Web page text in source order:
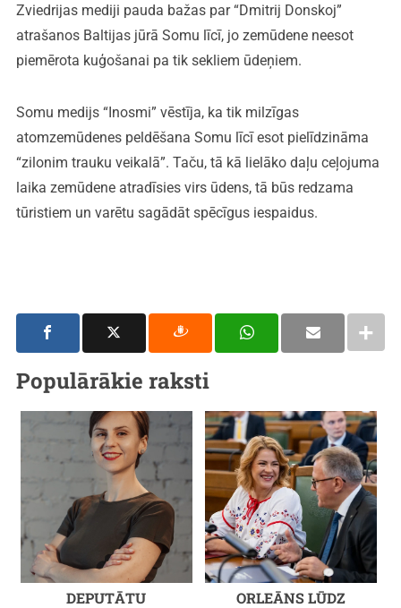
Zviedrijas mediji pauda bažas par “Dmitrij Donskoj”
atrašanos Baltijas jūrā Somu līcī, jo zemūdene neesot
piemērota kuģošanai pa tik sekliem ūdeņiem.
Somu medijs “Inosmi” vēstīja, ka tik milzīgas
atomzemūdenes peldēšana Somu līcī esot pielīdzināma
“zilonim trauku veikalā”. Taču, tā kā lielāko daļu ceļojuma
laika zemūdene atradīsies virs ūdens, tā būs redzama
tūristiem un varētu sagādāt spēcīgus iespaidus.
Populārākie raksti
DEPUTĀTU
ORLEĀNS LŪDZ